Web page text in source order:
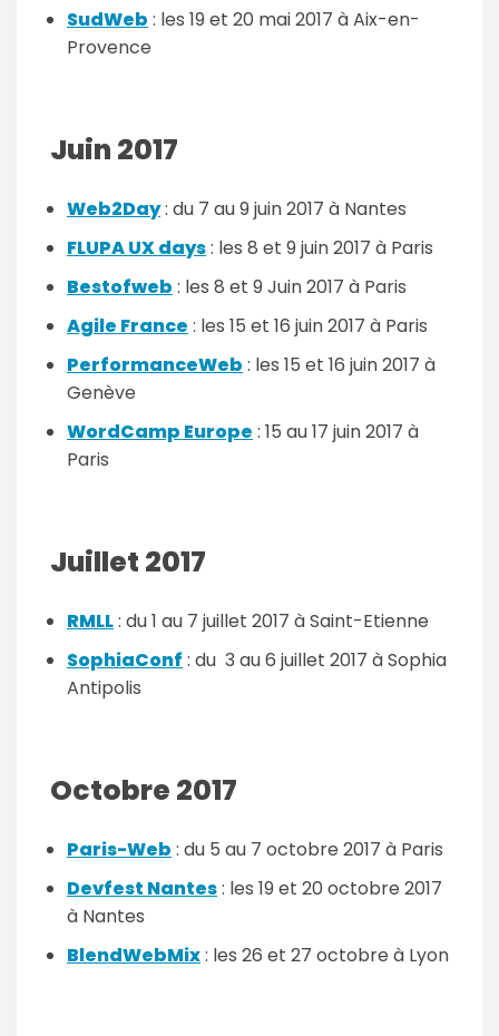
SudWeb : les 19 et 20 mai 2017 à Aix-en-
Provence
Juin 2017
Web2Day: du 7 au 9 juin 2017 à Nantes
FLUPA UX days: les 8 et 9 juin 2017 à Paris
Bestofweb : les 8 et 9 Juin 2017 à Paris
Agile France : les 15 et 16 juin 2017 à Paris
PerformanceWeb : les 15 et 16 juin 2017 à
Genève
WordCamp Europe : 15 au 17 juin 2017 à
Paris
Juillet 2017
RMLL: du 1 au 7 juillet 2017 à Saint-Etienne
SophiaConf : du 3 au 6 juillet 2017 à Sophia
Antipolis
Octobre 2017
Paris-Web : du 5 au 7 octobre 2017 à Paris
Devfest Nantes: les 19 et 20 octobre 2017
à Nantes
BlendWebMix: les 26 et 27 octobre à Lyon